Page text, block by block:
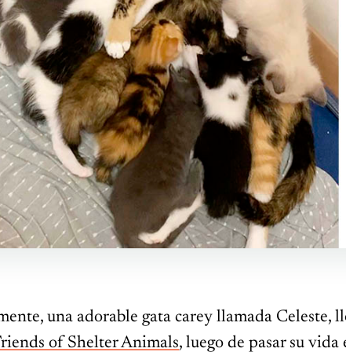
una adorable gata carey llamada Celeste,
of Shelter Animals, luego de pasar su